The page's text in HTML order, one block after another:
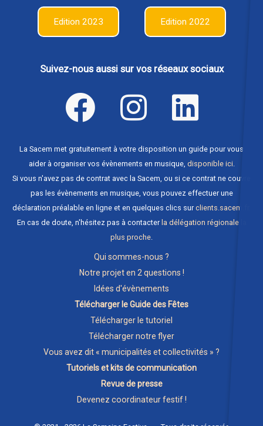
Edition 2023 Edition 2022
Suivez-nous aussi sur vos réseaux sociaux
La Sacem met gratuitement à votre disposition un guide pour vous
aider à organiser vos évènements en musique, disponible ici.
Si vous n'avez pas de contrat avec la Sacem, ou si ce contrat ne couvre
pas les évènements en musique, vous pouvez effectuer une
déclaration préalable en ligne et en quelques clics surclients.sacem.fr
En cas de doute, n'hésitez pas à contacter la délégation régionale la
plus proche.
Qui sommes-nous ?
Notre projet en 2 questions !
Idées d'évènements
Télécharger le Guide des Fêtes
Télécharger le tutoriel
Télécharger notre flyer
Vous avez dit « municipalités et collectivités » ?
Tutoriels et kits de communication
Revue de presse
Devenez coordinateur festif !